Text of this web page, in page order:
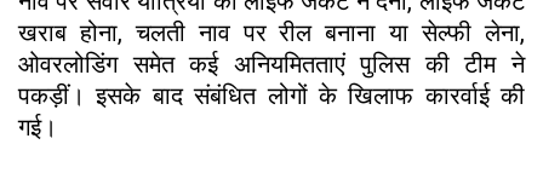
खराब होना, चलती नाव पर रील बनाना या सेल्फी लेना,
ओवरलोडिंग समेत कई अनियमितताएं पुलिस की टीम ने
पकड़ीं। इसके बाद संबंधित लोगों के खिलाफ कारर्वाई की
गई।